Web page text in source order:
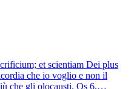
et scientiam Dei plus
che io voglio e non il
che gli olocausti. Os 6,…